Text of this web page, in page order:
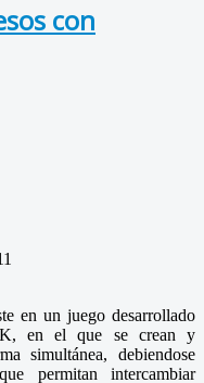
con
en un juego desarrollado
en el que se crean y
simultánea, debiendose
permitan intercambiar